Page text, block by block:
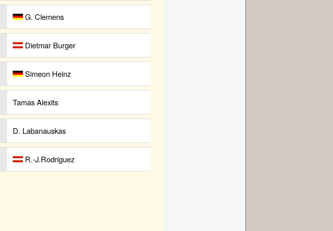
G. Clemens
Dietmar Burger
Simeon Heinz
Tamas Alexits
D. Labanauskas
R.-J.Rodriguez